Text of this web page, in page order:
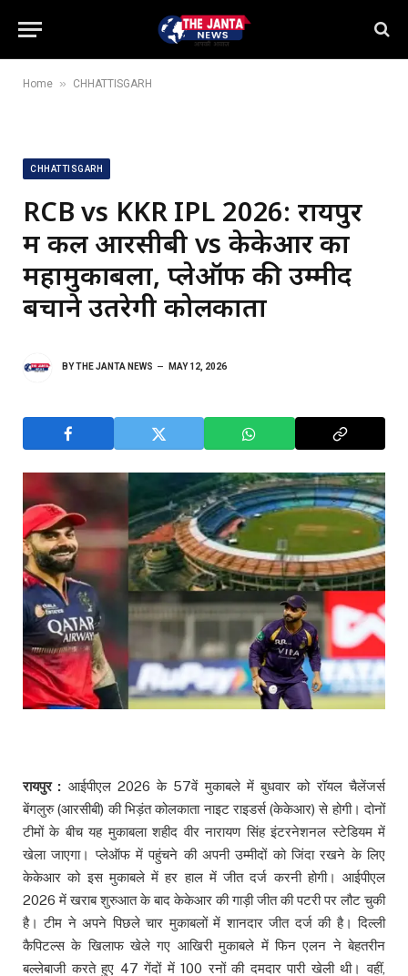
Home » CHHATTISGARH
CHHATTISGARH
RCB vs KKR IPL 2026: रायपुर
में कल आरसीबी vs केकेआर का
महामुकाबला, प्लेऑफ की उम्मीद
बचाने उतरेगी कोलकाता
BYTHE JANTA NEWS MAY 12, 2026
रायपुर : आईपीएल 2026 के 57वें मुकाबले में बुधवार को रॉयल चैलेंजर्स
बेंगलुरु (आरसीबी) की भिड़ंत कोलकाता नाइट राइडर्स (केकेआर) से होगी। दोनों
टीमों के बीच यह मुकाबला शहीद वीर नारायण सिंह इंटरनेशनल स्टेडियम में
खेला जाएगा। प्लेऑफ में पहुंचने की अपनी उम्मीदों को जिंदा रखने के लिए
केकेआर को इस मुकाबले में हर हाल में जीत दर्ज करनी होगी। आईपीएल
2026 में खराब शुरुआत के बाद केकेआर की गाड़ी जीत की पटरी पर लौट चुकी
है। टीम ने अपने पिछले चार मुकाबलों में शानदार जीत दर्ज की है। दिल्ली
कैपिटल्स के खिलाफ खेले गए आखिरी मुकाबले में फिन एलन ने बेहतरीन
बल्लेबाजी करते हुए 47 गेंदों में 100 रनों की दमदार पारी खेली थी। वहीं,